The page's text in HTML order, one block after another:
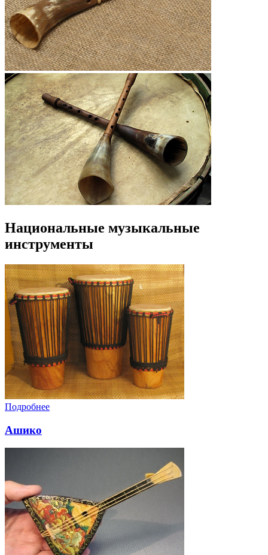
Национальные музыкальные
инструменты
Подробнее
Ашико